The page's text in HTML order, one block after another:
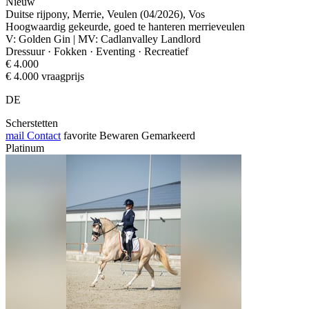
Duitse rijpony, Merrie, Veulen (04/2026), Vos
Hoogwaardig gekeurde, goed te hanteren merrieveulen
V: Golden Gin | MV: Cadlanvalley Landlord
Dressuur · Fokken · Eventing · Recreatief
€ 4.000
€ 4.000 vraagprijs
DE
Scherstetten
mail Contact favorite Bewaren Gemarkeerd
Platinum